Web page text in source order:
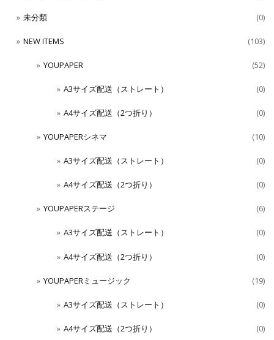
未分類 (0)
NEW ITEMS (103)
YOUPAPER (52)
A3サイズ配送（ストレート） (0)
A4サイズ配送（2つ折り） (0)
YOUPAPERシネマ (10)
A3サイズ配送（ストレート） (0)
A4サイズ配送（2つ折り） (0)
YOUPAPERステージ (6)
A3サイズ配送（ストレート） (0)
A4サイズ配送（2つ折り） (0)
YOUPAPERミュージック (19)
A3サイズ配送（ストレート） (0)
A4サイズ配送（2つ折り） (0)